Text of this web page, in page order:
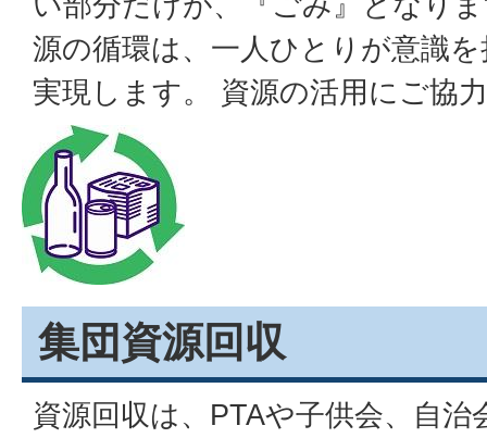
源の循環は、一人ひとりが意識
実現します。 資源の活用にご協
集団資源回収
資源回収は、PTAや子供会、自